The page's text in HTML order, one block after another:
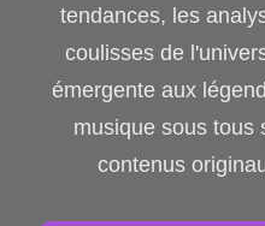
tendances, les
coulisses de
émergente aux
musique sous tous
contenus